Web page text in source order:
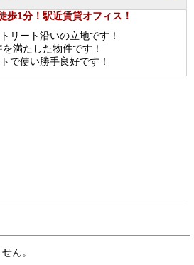
歩1分！駅近賃貸オフィス！
リート沿いの立地です！
満たした物件です！
で使い勝手良好です！
ん。